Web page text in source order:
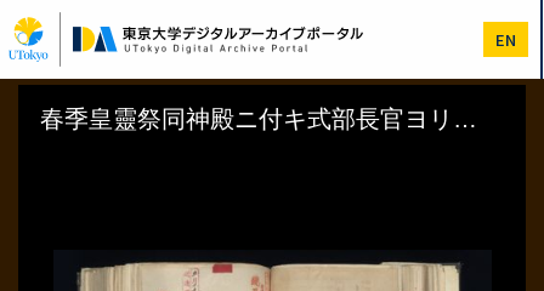
イ
ン
コ
EN